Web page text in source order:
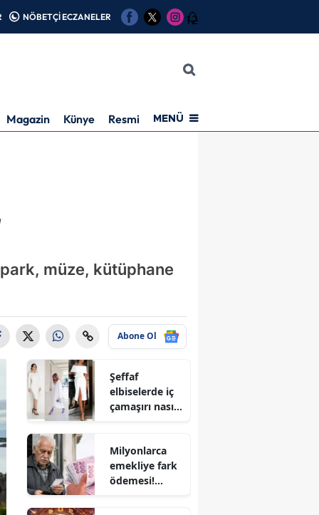
NÖBETÇİ ECZANELER 12
Magazin Künye Resmi İlanMENÜ
müze, kütüphane
Abone Ol
Şeffaf
elbiselerde iç
çamaşırı nasıl
belli oldu
Milyonlarca
emekliye fark
ödemesi!